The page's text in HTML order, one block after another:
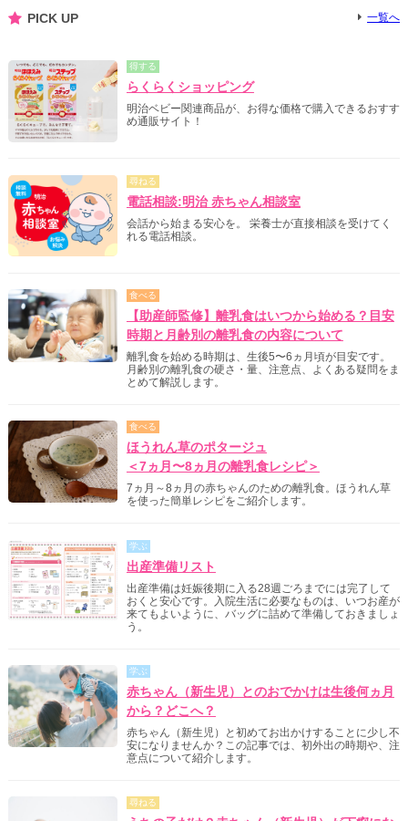
PICK UP 一覧へ
得する
らくらくショッピング
明治ベビー関連商品が、お得な価格で購入できるおすす
め通販サイト！
尋ねる
電話相談:明治 赤ちゃん相談室
会話から始まる安心を。 栄養士が直接相談を受けてく
れる電話相談。
食べる
【助産師監修】離乳食はいつから始める？目安
時期と月齢別の離乳食の内容について
離乳食を始める時期は、生後5〜6ヵ月頃が目安です。
月齢別の離乳食の硬さ・量、注意点、よくある疑問をま
とめて解説します。
食べる
ほうれん草のポタージュ
＜7ヵ月〜8ヵ月の離乳食レシピ＞
7ヵ月～8ヵ月の赤ちゃんのための離乳食。ほうれん草
を使った簡単レシピをご紹介します。
学ぶ
出産準備リスト
出産準備は妊娠後期に入る28週ごろまでには完了して
おくと安心です。入院生活に必要なものは、いつお産が
来てもよいように、バッグに詰めて準備しておきましょ
う。
学ぶ
赤ちゃん（新生児）とのおでかけは生後何ヵ月
から？どこへ？
赤ちゃん（新生児）と初めてお出かけすることに少し不
安になりませんか？この記事では、初外出の時期や、注
意点について紹介します。
尋ねる